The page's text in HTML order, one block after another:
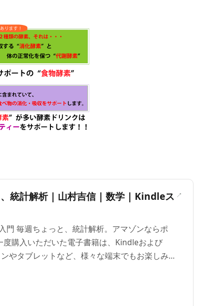
、統計解析 | 山村吉信 | 数学 | Kindleス
門 毎週ちょっと、統計解析。アマゾンならポ
度購入いただいた電子書籍は、Kindleおよび
やタブレットなど、様々な端末でもお楽しみ